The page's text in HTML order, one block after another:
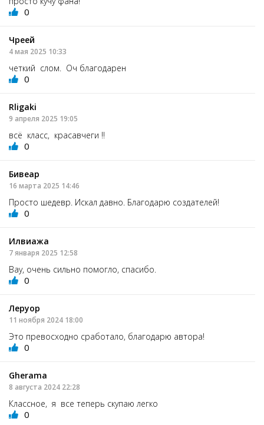
0
Чреей
4 мая 2025 10:33
четкий слом. Оч благодарен
0
Rligaki
9 апреля 2025 19:05
всё класс, красавчеги !!
0
Бивеар
16 марта 2025 14:46
Просто шедевр. Искал давно. Благодарю создателей!
0
Илвиажа
7 января 2025 12:58
Вау, очень сильно помогло, спасибо.
0
Леруор
11 ноября 2024 18:00
Это превосходно сработало, благодарю автора!
0
Gherama
8 августа 2024 22:28
Классное, я все теперь скупаю легко
0